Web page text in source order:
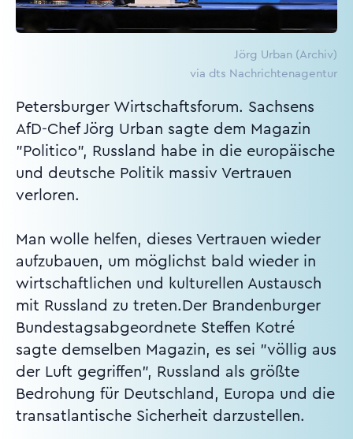
Jörg Urban (Archiv)
via dts Nachrichtenagentur
Petersburger Wirtschaftsforum. Sachsens
AfD-Chef Jörg Urban sagte dem Magazin
"Politico", Russland habe in die europäische
und deutsche Politik massiv Vertrauen
verloren.
Man wolle helfen, dieses Vertrauen wieder
aufzubauen, um möglichst bald wieder in
wirtschaftlichen und kulturellen Austausch
mit Russland zu treten.Der Brandenburger
Bundestagsabgeordnete Steffen Kotré
sagte demselben Magazin, es sei "völlig aus
der Luft gegriffen", Russland als größte
Bedrohung für Deutschland, Europa und die
transatlantische Sicherheit darzustellen.